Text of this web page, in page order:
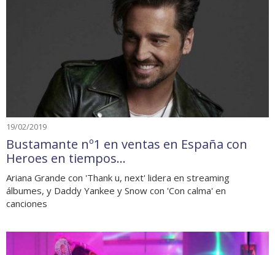
19/02/2019
Bustamante nº1 en ventas en España con
Heroes en tiempos...
Ariana Grande con 'Thank u, next' lidera en streaming
álbumes, y Daddy Yankee y Snow con 'Con calma' en
canciones